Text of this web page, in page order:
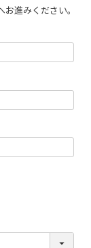
進みください。